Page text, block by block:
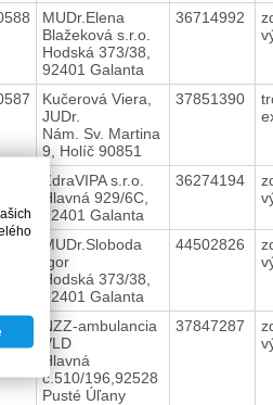
MUDr.Elena
Blažeková s.r.o.
Hodská 373/38,
92401 Galanta
36714992
Kučerová Viera,
JUDr.
Nám. Sv. Martina
9, Holíč 90851
37851390
ZdraVIPA s.r.o.
Hlavná 929/6C,
92401 Galanta
36274194
MUDr.Sloboda
Igor
Hodská 373/38,
92401 Galanta
44502826
NZZ-ambulancia
VLD
Hlavná
č.510/196,92528
Pusté Úľany
37847287